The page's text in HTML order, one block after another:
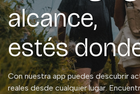
alcance,
estés
Con nuestra app puedes descubrir
reales desde cualquier lugar.